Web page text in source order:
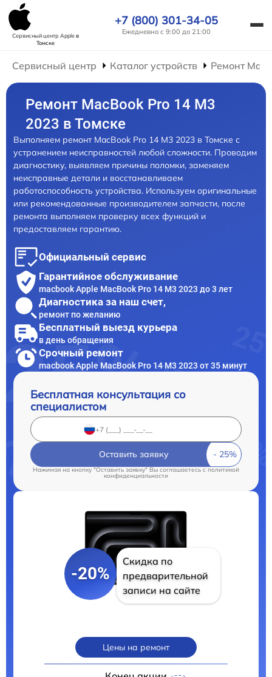
Сервисный центр Appleв
Томске
+7 (800) 301-34-05
Ежедневно с 9:00 до 21:00
Сервисный центр Каталог устройств Ремонт
Ремонт MacBook Pro 14 M3
2023 в Томске
Выполняем ремонт MacBook Pro 14 M3 2023 в Томске с
устранением неисправностей любой сложности. Проводим
диагностику, выявляем причины поломки, заменяем
неисправные детали и восстанавливаем
работоспособность устройства. Используем оригинальные
или рекомендованные производителем запчасти, после
ремонта выполняем проверку всех функций и
предоставляем гарантию.
Официальный сервис
Гарантийное обслуживание
macbook Apple MacBook Pro 14 M3 2023 до 3 лет
Диагностика за наш счет,
ремонт по желанию
Бесплатный выезд курьера
в день обращения
Срочный ремонт
macbook Apple MacBook Pro 14 M3 2023 от 35 минут
Бесплатная консультация со
специалистом
Оставить заявку
Нажимая на кнопку "Оставить заявку" Вы соглашаетесь cполитикой
конфиденциальности
-20%
Скидка по
предварительной
записи на сайте
Цены на ремонт